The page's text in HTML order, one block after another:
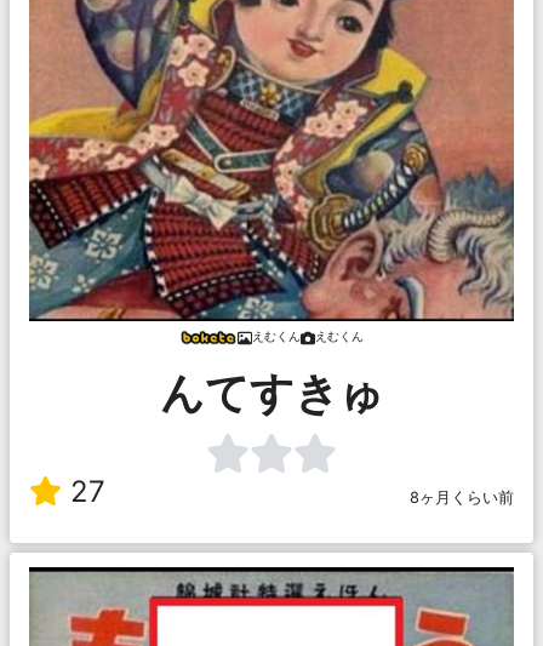
えむくん えむくん
んてすきゅ
27 8ヶ月くらい前